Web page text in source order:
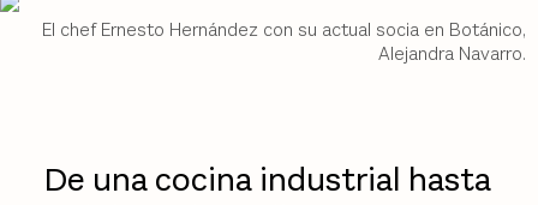
El chef Ernesto Hernández con su actual socia en Botánico,
Alejandra Navarro.
De una cocina industrial hasta